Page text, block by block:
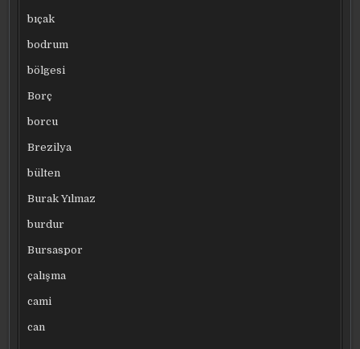
bıçak
bodrum
bölgesi
Borç
borcu
Brezilya
bülten
Burak Yılmaz
burdur
Bursaspor
çalışma
cami
can